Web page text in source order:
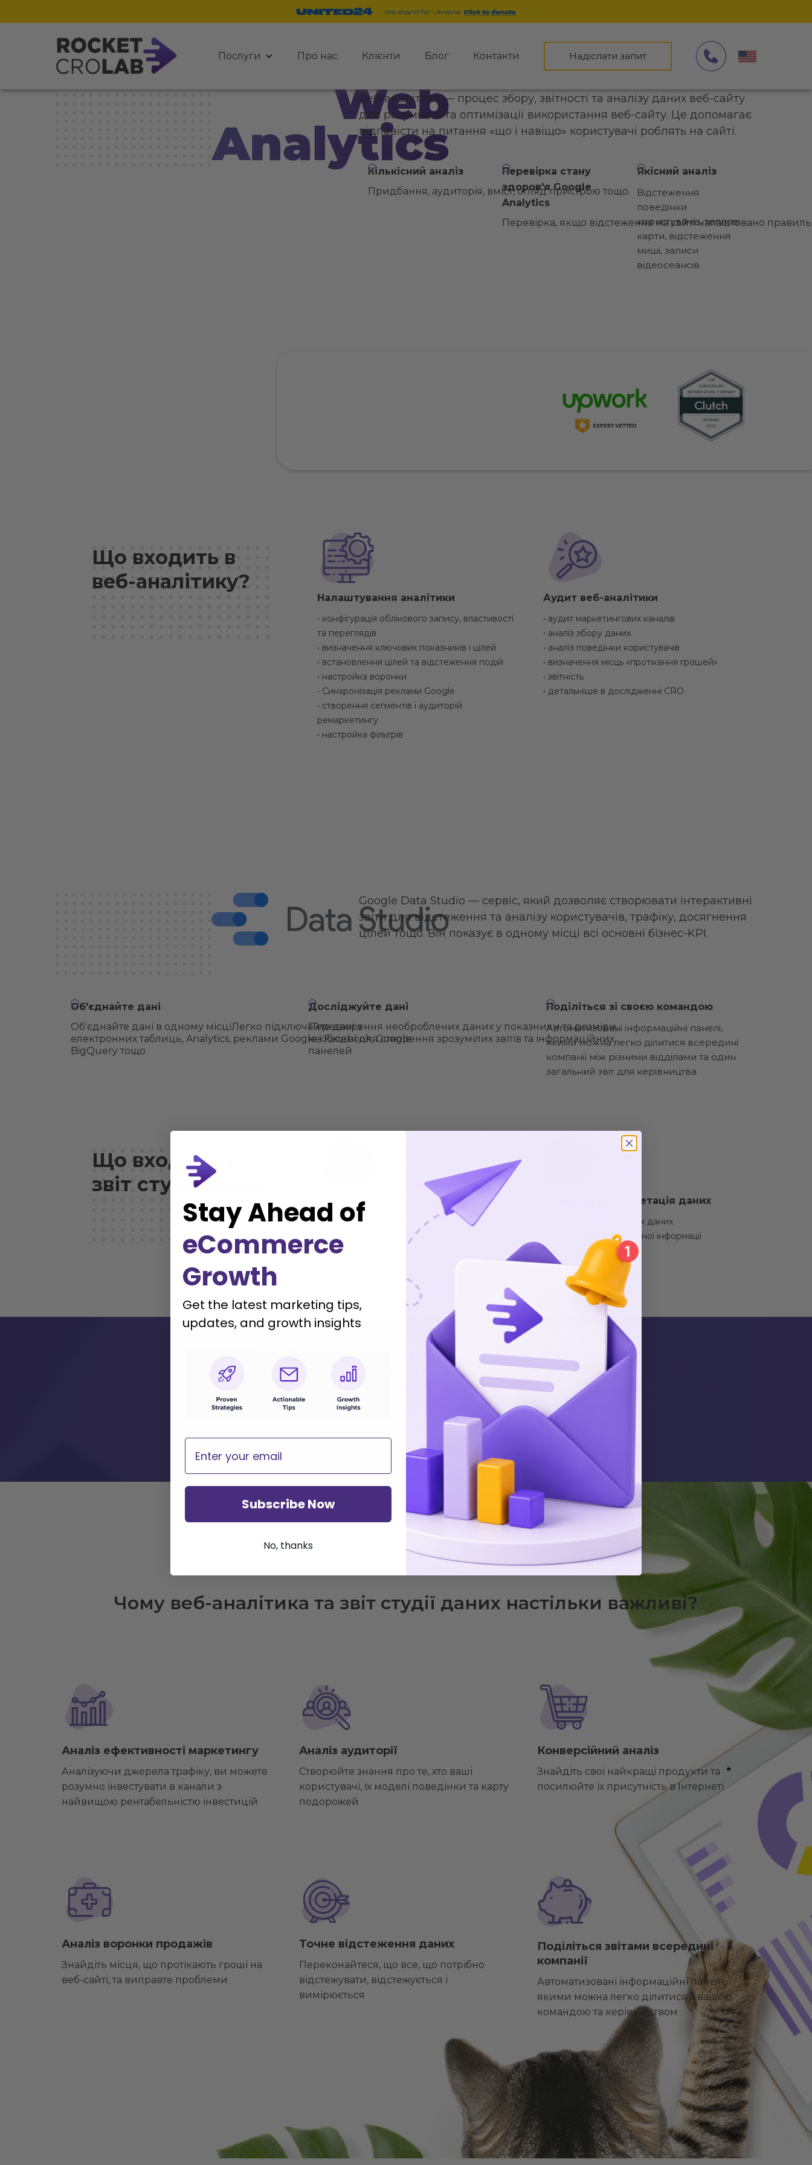
Послуги Про нас Клієнти Блог Контакти Надіслати запит
Веб-аналітика — процес збору, звітності та аналізу даних веб-сайту
для розуміння та оптимізації використання веб-сайту. Це допомагає
відповісти на питання «що і навіщо» користувачі роблять на сайті.
Кількісний аналіз
Придбання, аудиторія, вміст, огляд пристрою тощо.
Перевірка стану
здоров'я Google
Analytics
Перевірка, якщо відстеження на сайті налаштовано
Якісний аналіз
Відстеження
поведінки
користувачів, теплові
карти, відстеження
миші, записи
відеосеансів.
Що входить в
веб-аналітику?
Налаштування аналітики
• конфігурація облікового запису, властивості
та переглядів
• визначення ключових показників і цілей
• встановлення цілей та відстеження подій
• настройка воронки
• Синхронізація реклами Google
• створення сегментів і аудиторій
ремаркетингу
• настройка фільтрів
Аудит веб-аналітики
• аудит маркетингових каналів
• аналіз збору даних
• аналіз поведінки користувачів
• визначення місць «протікання грошей»
• звітність
• детальніше в дослідженні CRO
Google Data Studio — сервіс, який дозволяє створювати інтерактивні
звіти для відстеження та аналізу користувачів, трафіку, досягнення
цілей тощо. Він показує в одному місці всі основні бізнес-KPI.
Об'єднайте дані
Об'єднайте дані в одному місціЛегко підключайте дані з
електронних таблиць, Analytics, реклами Google і Facebook, Google
BigQuery тощо
Досліджуйте дані
Перетворення необроблених даних у показники та розміри,
необхідні для створення зрозумілих звітів та інформаційних
панелей
Поділіться зі своєю командою
Автоматизовані інформаційні панелі,
якими можна легко ділитися всередині
компанії між різними відділами та один
загальний звіт для керівництва
Що входить у
звіт студії даних?
Налаштування та підключення Data
Studio
• настройка роз'ємів для імпорту даних
• визначення важливих показників і даних
• настройка автозвітності
Аналіз та інтерпретація даних
• дослідження зібраних даних
• інтерпретація отриманої інформації
• підготовка звіту
може подвоїти ваші продажі
без збільшення бюджету на рекламу
Надіслати запит
Чому веб-аналітика та звіт студії даних настільки важливі?
Аналіз ефективності маркетингу
Аналізуючи джерела трафіку, ви можете
розумно інвестувати в канали з
найвищою рентабельністю інвестицій
Аналіз аудиторії
Створюйте знання про те, хто ваші
користувачі, їх моделі поведінки та карту
подорожей
Конверсійний аналіз
Знайдіть свої найкращі продукти та
посилюйте їх присутність в Інтернеті
Аналіз воронки продажів
Знайдіть місця, що протікають гроші на
веб-сайті, та виправте проблеми
Точне відстеження даних
Переконайтеся, що все, що потрібно
відстежувати, відстежується і
вимірюється
Поділіться звітами всередині
компанії
Автоматизовані інформаційні панелі,
якими можна легко ділитися з вашою
командою та керівництвом
Stay Ahead of
eCommerce
Growth
Get the latest marketing tips,
updates, and growth insights
Subscribe Now
No, thanks